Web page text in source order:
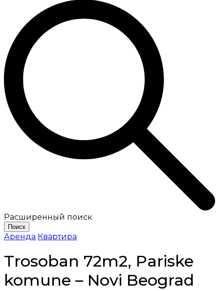
Расширенный поиск
Поиск
Аренда Квартира
Trosoban 72m2, Pariske
komune – Novi Beograd